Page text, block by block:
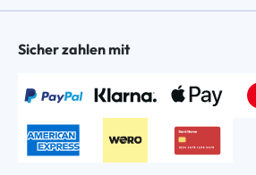
Sicher zahlen mit